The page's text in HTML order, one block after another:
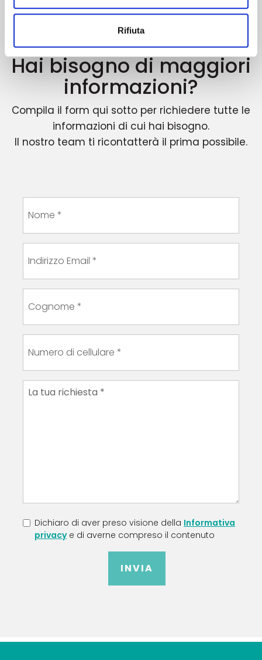
Rifiuta
Hai bisogno di maggiori
informazioni?
Compila il form qui sotto per richiedere tutte le
informazioni di cui hai bisogno.
Il nostro team ti ricontatterà il prima possibile.
Dichiaro di aver preso visione della Informativa
privacye di averne compreso il contenuto
INVIA